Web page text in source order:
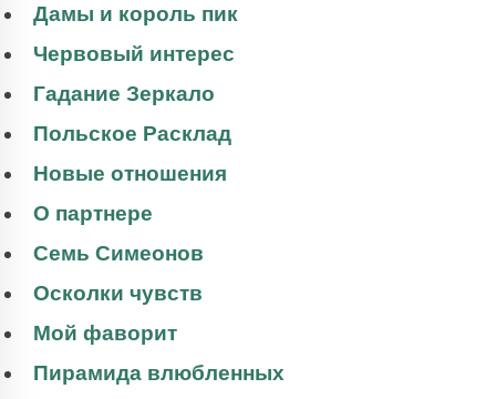
Дамы и король пик
Червовый интерес
Гадание Зеркало
Польское Расклад
Новые отношения
О партнере
Семь Симеонов
Осколки чувств
Мой фаворит
Пирамида влюбленных